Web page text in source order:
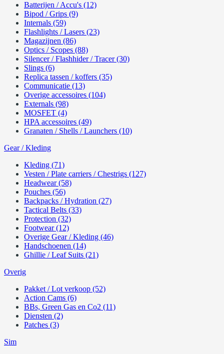
Batterijen / Accu's (12)
Bipod / Grips (9)
Internals (59)
Flashlights / Lasers (23)
Magazijnen (86)
Optics / Scopes (88)
Silencer / Flashhider / Tracer (30)
Slings (6)
Replica tassen / koffers (35)
Communicatie (13)
Overige accessoires (104)
Externals (98)
MOSFET (4)
HPA accessoires (49)
Granaten / Shells / Launchers (10)
Gear / Kleding
Kleding (71)
Vesten / Plate carriers / Chestrigs (127)
Headwear (58)
Pouches (56)
Backpacks / Hydration (27)
Tactical Belts (33)
Protection (32)
Footwear (12)
Overige Gear / Kleding (46)
Handschoenen (14)
Ghillie / Leaf Suits (21)
Overig
Pakket / Lot verkoop (52)
Action Cams (6)
BBs, Green Gas en Co2 (11)
Diensten (2)
Patches (3)
Sim